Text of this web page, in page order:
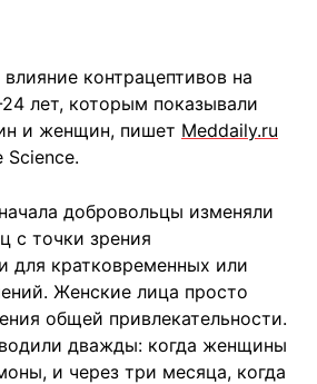
контрацептивов на
лет, которым показывали
и женщин, пишет Мeddaily.ru
Science.
добровольцы изменяли
с точки зрения
для кратковременных или
Женские лица просто
общей привлекательности.
дважды: когда женщины
и через три месяца, когда